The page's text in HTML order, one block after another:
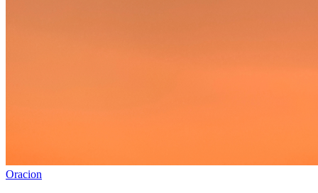
Oracion